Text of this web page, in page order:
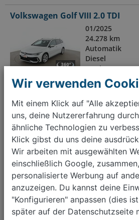
Volkswagen Golf VIII 2.0 TDI
01/2025
24.278 km
Automatik
Diesel
110 kW (150 PS)
≈ 131 g CO₂/km (Komb.) ≈ 4,6 l/100 km (Komb.)
Zurück 1 2 3 4
Auto
Kostenlos bewerten, Termin
verkaufen.
Wir verwenden
Mit einem Klick auf "Alle
uns, deine Nutzererfahrung
ähnliche Technologien zu
Klick gibst du uns deine
Wir arbeiten mit ausgewählten
einschließlich Google,
personalisierte Werbung auf
anzuzeigen. Du kannst deine
"Konfigurieren" anpassen (dies
später auf der Datenschutzseite